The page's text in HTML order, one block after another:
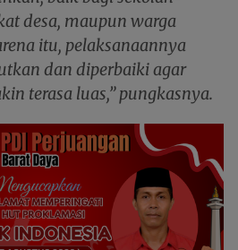
desa, maupun warga
itu, pelaksanaannya
dan diperbaiki agar
terasa luas,” pungkasnya.